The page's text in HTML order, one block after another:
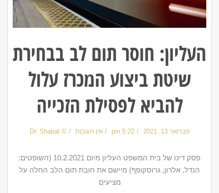
העליון: חוסר תום לב בבחירת
שיטת ביצוע המכרז עלול
להביא לפסילת הזכייה
פברואר 13, 2021 5:22 pm אין תגובות © Dr. Shabat
פסק דינו של בית המשפט העליון מיום 10.2.2021 (השופטים:
הנדל, אלרון, גרוסקופף) מיישם את חובת תום הלב החלה על
מציעים